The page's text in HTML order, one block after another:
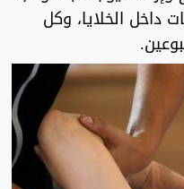
داخل الخلايا، وكل